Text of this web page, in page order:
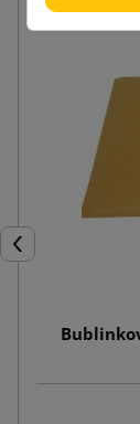
Späť